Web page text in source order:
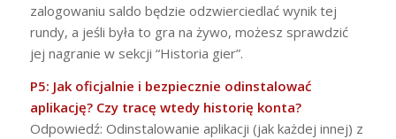
zalogowaniu saldo będzie odzwierciedlać wynik tej
rundy, a jeśli była to gra na żywo, możesz sprawdzić
jej nagranie w sekcji “Historia gier”.
P5: Jak oficjalnie i bezpiecznie odinstalować
aplikację? Czy tracę wtedy historię konta?
Odpowiedź: Odinstalowanie aplikacji (jak każdej innej) z